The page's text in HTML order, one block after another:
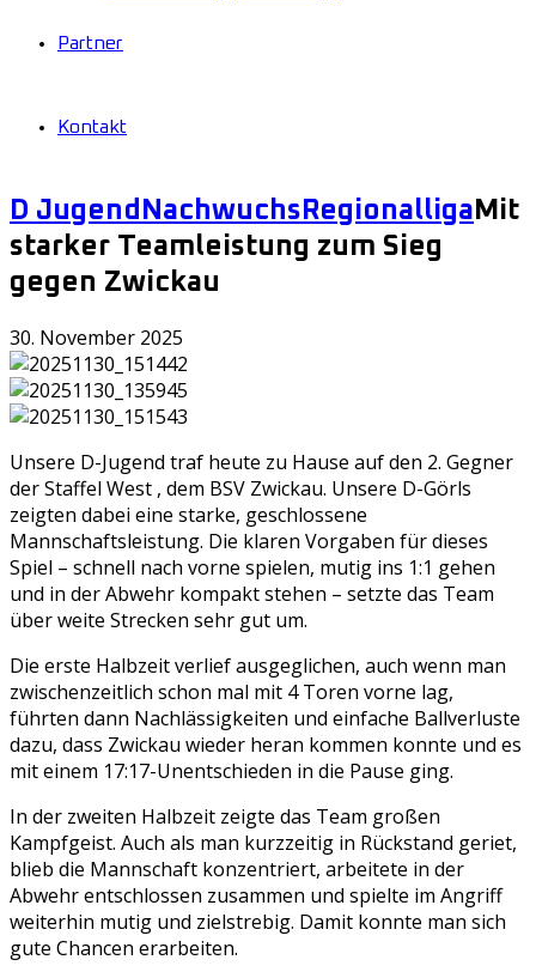
Partner
Kontakt
D Jugend Nachwuchs Regionalliga Mit
starker Teamleistung zum Sieg
gegen Zwickau
30. November 2025
Unsere D-Jugend traf heute zu Hause auf den 2. Gegner
der Staffel West , dem BSV Zwickau. Unsere D-Görls
zeigten dabei eine starke, geschlossene
Mannschaftsleistung. Die klaren Vorgaben für dieses
Spiel – schnell nach vorne spielen, mutig ins 1:1 gehen
und in der Abwehr kompakt stehen – setzte das Team
über weite Strecken sehr gut um.
Die erste Halbzeit verlief ausgeglichen, auch wenn man
zwischenzeitlich schon mal mit 4 Toren vorne lag,
führten dann Nachlässigkeiten und einfache Ballverluste
dazu, dass Zwickau wieder heran kommen konnte und es
mit einem 17:17-Unentschieden in die Pause ging.
In der zweiten Halbzeit zeigte das Team großen
Kampfgeist. Auch als man kurzzeitig in Rückstand geriet,
blieb die Mannschaft konzentriert, arbeitete in der
Abwehr entschlossen zusammen und spielte im Angriff
weiterhin mutig und zielstrebig. Damit konnte man sich
gute Chancen erarbeiten.